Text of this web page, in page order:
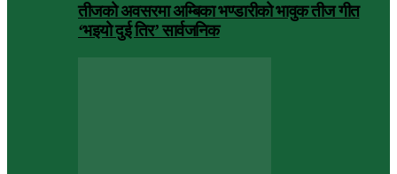
तीजको अवसरमा अम्बिका भण्डारीको भावुक तीज गीत
‘भइयो दुई तिर’ सार्वजनिक